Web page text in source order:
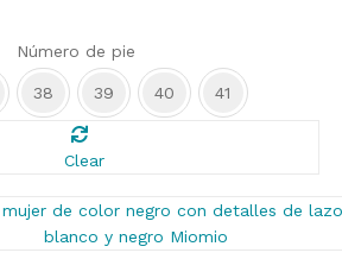
Número de pie
38 39 40 41
Clear